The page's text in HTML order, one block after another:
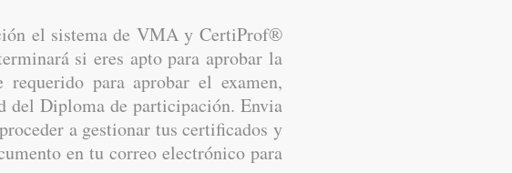
el sistema de VMA y CertiProf®
si eres apto para aprobar la
para aprobar el examen,
del Diploma de participación. Envia
a gestionar tus certificados y
en tu correo electrónico para